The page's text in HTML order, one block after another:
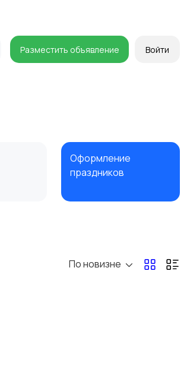
Разместить объявление Войти
Оформление
праздников
По новизне